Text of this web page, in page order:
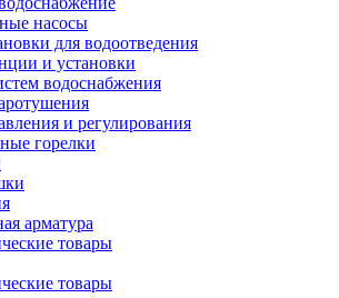
насосы
для водоотведения
и установки
водоснабжения
и регулирования
горелки
арматура
товары
товары